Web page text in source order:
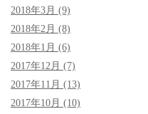
2018年3月 (9)
2018年2月 (8)
2018年1月 (6)
2017年12月 (7)
2017年11月 (13)
2017年10月 (10)